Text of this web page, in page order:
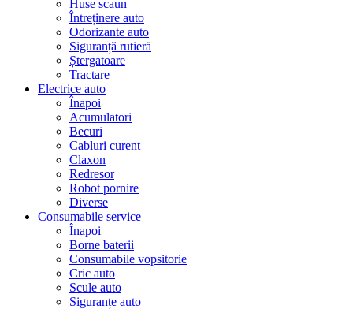
Huse scaun
Întreținere auto
Odorizante auto
Siguranță rutieră
Ștergatoare
Tractare
Electrice auto
Înapoi
Acumulatori
Becuri
Cabluri curent
Claxon
Redresor
Robot pornire
Diverse
Consumabile service
Înapoi
Borne baterii
Consumabile vopsitorie
Cric auto
Scule auto
Siguranțe auto